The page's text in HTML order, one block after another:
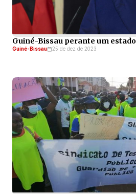
Guiné-Bissau perante um
Guiné-Bissau 25 de dez de 2023